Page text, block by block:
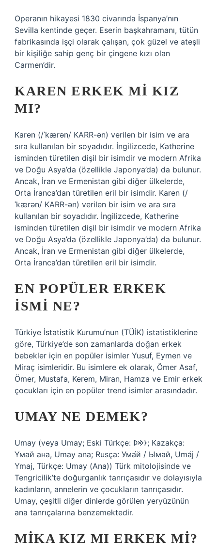
Operanın hikayesi 1830 civarında İspanya’nın
Sevilla kentinde geçer. Eserin başkahramanı, tütün
fabrikasında işçi olarak çalışan, çok güzel ve ateşli
bir kişiliğe sahip genç bir çingene kızı olan
Carmen’dir.
KAREN ERKEK MI KIZ
MI?
Karen (/ˈkærən/ KARR-ən) verilen bir isim ve ara
sıra kullanılan bir soyadıdır. İngilizcede, Katherine
isminden türetilen dişil bir isimdir ve modern Afrika
ve Doğu Asya’da (özellikle Japonya’da) da bulunur.
Ancak, İran ve Ermenistan gibi diğer ülkelerde,
Orta İranca’dan türetilen eril bir isimdir. Karen (/
ˈkærən/ KARR-ən) verilen bir isim ve ara sıra
kullanılan bir soyadıdır. İngilizcede, Katherine
isminden türetilen dişil bir isimdir ve modern Afrika
ve Doğu Asya’da (özellikle Japonya’da) da bulunur.
Ancak, İran ve Ermenistan gibi diğer ülkelerde,
Orta İranca’dan türetilen eril bir isimdir.
EN POPÜLER ERKEK
ISMI NE?
Türkiye İstatistik Kurumu’nun (TÜİK) istatistiklerine
göre, Türkiye’de son zamanlarda doğan erkek
bebekler için en popüler isimler Yusuf, Eymen ve
Miraç isimleridir. Bu isimlere ek olarak, Ömer Asaf,
Ömer, Mustafa, Kerem, Miran, Hamza ve Emir erkek
çocukları için en popüler trend isimler arasındadır.
UMAY NE DEMEK?
Umay (veya Umay; Eski Türkçe: 𐰆𐰢𐰖; Kazakça:
Ұмай aна, Umay ana; Rusça: Ума́й / Ымай, Umáj /
Ymaj, Türkçe: Umay (Ana)) Türk mitolojisinde ve
Tengricilik’te doğurganlık tanrıçasıdır ve dolayısıyla
kadınların, annelerin ve çocukların tanrıçasıdır.
Umay, çeşitli diğer dinlerde görülen yeryüzünün
ana tanrıçalarına benzemektedir.
MIKA KIZ MI ERKEK MI?